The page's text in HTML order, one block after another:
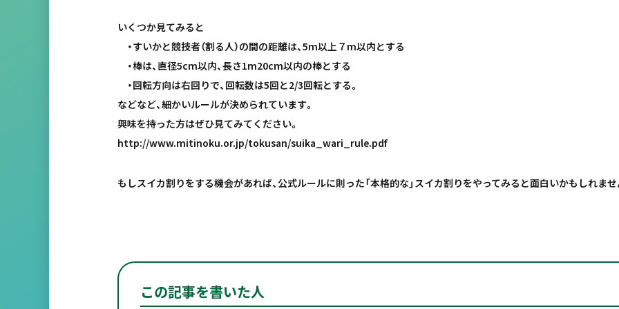
いくつか見てみると
・すいかと競技者（割る人）の間の距離は、5m以上７m以内とする
・棒は、直径5cm以内、長さ1m20cm以内の棒とする
・回転方向は右回りで、回転数は5回と2/3回転とする。
などなど、細かいルールが決められています。
興味を持った方はぜひ見てみてください。
http://www.mitinoku.or.jp/tokusan/suika_wari_rule.pdf
もしスイカ割りをする機会があれば、公式ルールに則った「本格的な」スイカ割りをやってみると面白いかもしれませ
この記事を書いた人